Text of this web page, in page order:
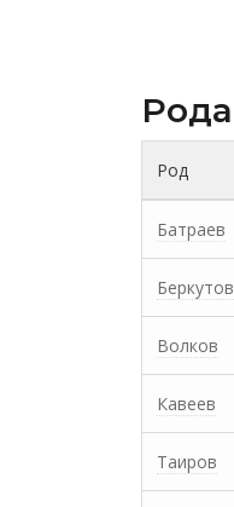
Рода
Род
Батраев
Беркутов
Волков
Кавеев
Таиров